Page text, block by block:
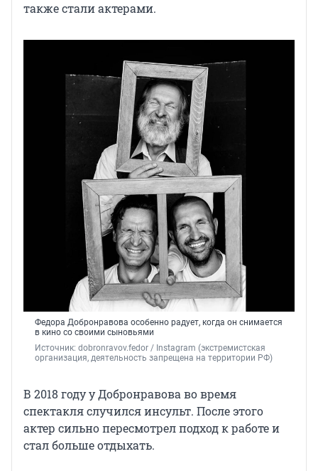
также стали актерами.
Федора Добронравова особенно радует, когда он снимается
в кино со своими сыновьями
Источник: dobronravov.fedor / Instagram (экстремистская
организация, деятельность запрещена на территории РФ)
В 2018 году у Добронравова во время
спектакля случился инсульт. После этого
актер сильно пересмотрел подход к работе и
стал больше отдыхать.